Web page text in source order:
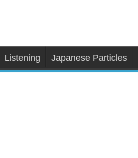
Listening Japanese Particles